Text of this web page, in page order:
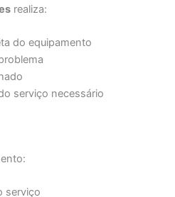
realiza:
do equipamento
serviço necessário
serviço